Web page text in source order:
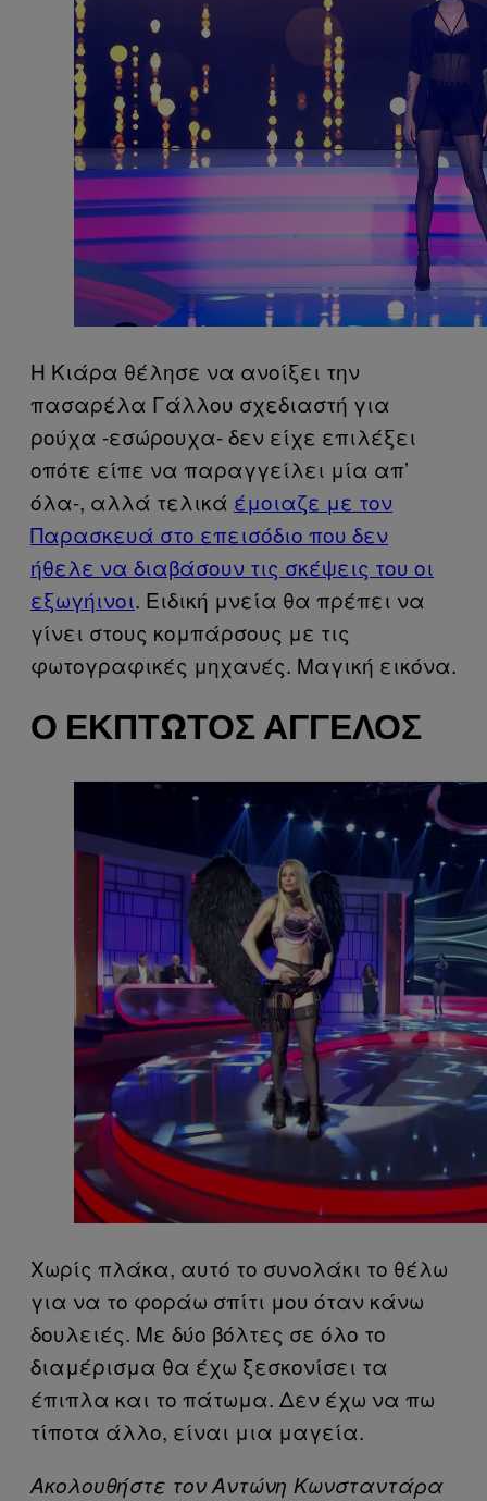
Η Κιάρα θέλησε να ανοίξει την
πασαρέλα Γάλλου σχεδιαστή για
ρούχα -εσώρουχα- δεν είχε επιλέξει
οπότε είπε να παραγγείλει μία απ’
όλα-, αλλά τελικά έμοιαζε με τον
Παρασκευά στο επεισόδιο που δεν
ήθελε να διαβάσουν τις σκέψεις του οι
εξωγήινοι. Ειδική μνεία θα πρέπει να
γίνει στους κομπάρσους με τις
φωτογραφικές μηχανές. Μαγική εικόνα.
Ο ΈΚΠΤΩΤΟΣ ΆΓΓΕΛΟΣ
Χωρίς πλάκα, αυτό το συνολάκι το θέλω
για να το φοράω σπίτι μου όταν κάνω
δουλειές. Με δύο βόλτες σε όλο το
διαμέρισμα θα έχω ξεσκονίσει τα
έπιπλα και το πάτωμα. Δεν έχω να πω
τίποτα άλλο, είναι μια μαγεία.
Ακολουθήστε τον Αντώνη Κωνσταντάρα